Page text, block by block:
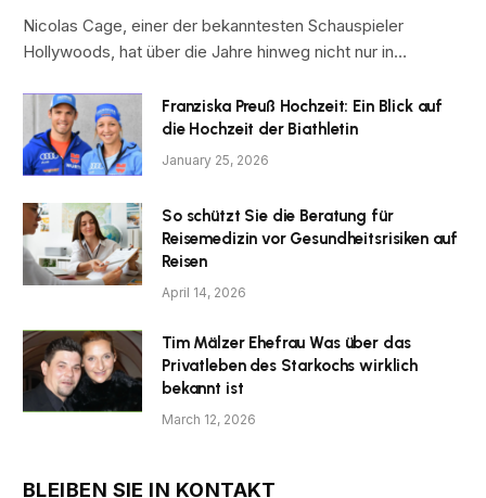
Nicolas Cage, einer der bekanntesten Schauspieler
Hollywoods, hat über die Jahre hinweg nicht nur in…
Franziska Preuß Hochzeit: Ein Blick auf
die Hochzeit der Biathletin
January 25, 2026
So schützt Sie die Beratung für
Reisemedizin vor Gesundheitsrisiken auf
Reisen
April 14, 2026
Tim Mälzer Ehefrau Was über das
Privatleben des Starkochs wirklich
bekannt ist
March 12, 2026
BLEIBEN SIE IN KONTAKT